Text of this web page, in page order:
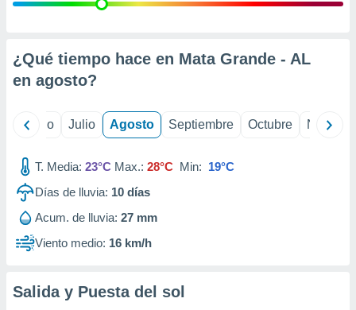
e
mediante
publicidad
de
1199
¿Qué tiempo hace en Mata Grande - AL
en agosto?
Junio Julio Agosto Septiembre Octubre
T. Media: 23°C Max.: 28°C Min: 19°C
Días de lluvia: 10 días
Acum. de lluvia: 27 mm
Viento medio: 16 km/h
Salida y Puesta del sol